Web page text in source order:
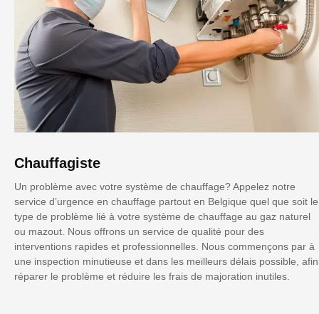
Chauffagiste
Un problème avec votre système de chauffage? Appelez notre
service d’urgence en chauffage partout en Belgique quel que soit le
type de problème lié à votre système de chauffage au gaz naturel
ou mazout. Nous offrons un service de qualité pour des
interventions rapides et professionnelles. Nous commençons par à
une inspection minutieuse et dans les meilleurs délais possible, afin
réparer le problème et réduire les frais de majoration inutiles.